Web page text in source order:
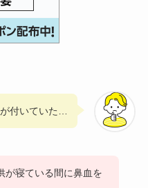
付いていた…
が寝ている間に鼻血を